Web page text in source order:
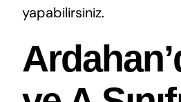
yapabilirsiniz.